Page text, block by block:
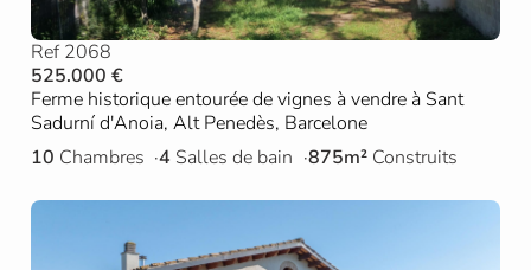
Ref 2068
525.000 €
Ferme historique entourée de vignes à vendre à Sant
Sadurní d'Anoia, Alt Penedès, Barcelone
10 Chambres 4 Salles de bain 875m² Construits